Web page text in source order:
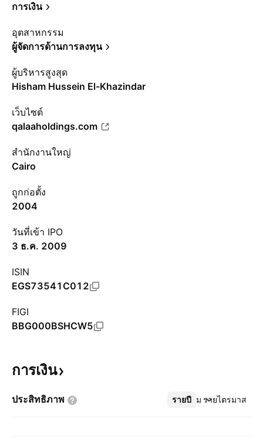
การเงิน
อุตสาหกรรม
ผู้จัดการด้านการลงทุน
ผู้บริหารสูงสุด
Hisham Hussein El-Khazindar
เว็บไซต์
qalaaholdings.com
สำนักงานใหญ่
Cairo
ถูกก่อตั้ง
2004
วันที่เข้า IPO
3 ธ.ค. 2009
ISIN
EGS73541C012
FIGI
BBG000BSHCW5
การเงิน
ประสิทธิภาพ รายปี รายไตรมาส
เพิ่มเติม